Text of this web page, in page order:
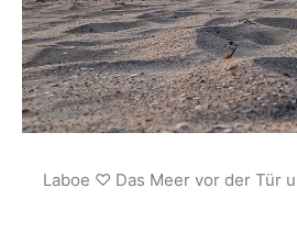
Laboe ♡ Das Meer vor der Tür